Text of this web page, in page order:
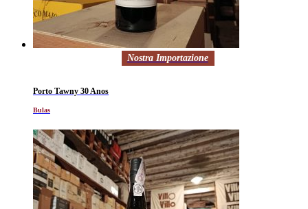
Nostra Importazione
Porto Tawny 30 Anos
Bulas